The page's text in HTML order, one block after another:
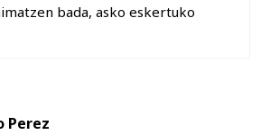
bada, asko eskertuko
Perez